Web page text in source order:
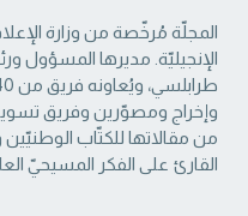
المجلّة مُرخّصة من وزارة
الإنجيليّة. مديرها المسؤول
القارئ على الفكر المسيحيّ